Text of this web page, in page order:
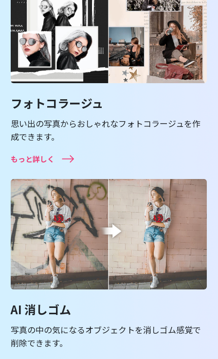
フォトコラージュ
思い出の写真からおしゃれなフォトコラージュを作
成できます。
もっと詳しく
AI 消しゴム
写真の中の気になるオブジェクトを消しゴム感覚で
削除できます。